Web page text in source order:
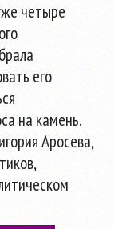
четыре
его
на камень.
Аросева,